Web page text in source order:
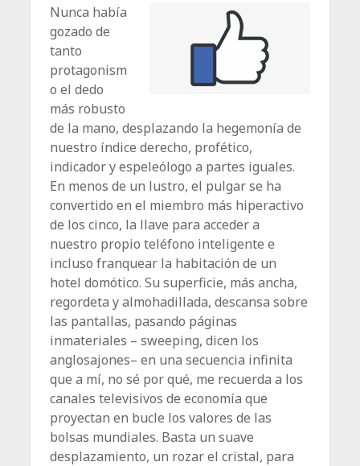
Nunca había
gozado de
tanto
protagonism
o el dedo
más robusto
de la mano, desplazando la hegemonía de
nuestro índice derecho, profético,
indicador y espeleólogo a partes iguales.
En menos de un lustro, el pulgar se ha
convertido en el miembro más hiperactivo
de los cinco, la llave para acceder a
nuestro propio te­léfono inteligente e
incluso franquear la habitación de un
hotel domótico. Su superficie, más ancha,
regordeta y almohadillada, descansa sobre
las pantallas, pasando páginas
inmateriales – sweeping, dicen los
anglosajones– en una secuencia infinita
que a mí, no sé por qué, me recuerda a los
canales televisivos de economía que
proyectan en bucle los valores de las
bolsas mundiales. Basta un suave
desplazamiento, un rozar el cristal, para